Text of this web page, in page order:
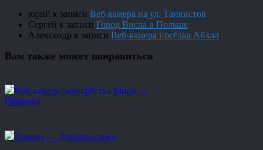
юрий к записи Веб-камера на ул. Танкистов
Сергей к записи Город Висла в Польше
Александр к записи Веб-камера посёлка Айхал
Вам также может понравиться
Веб-камера перекрёстка Мира —
Горького
Ленина — Дзержинского